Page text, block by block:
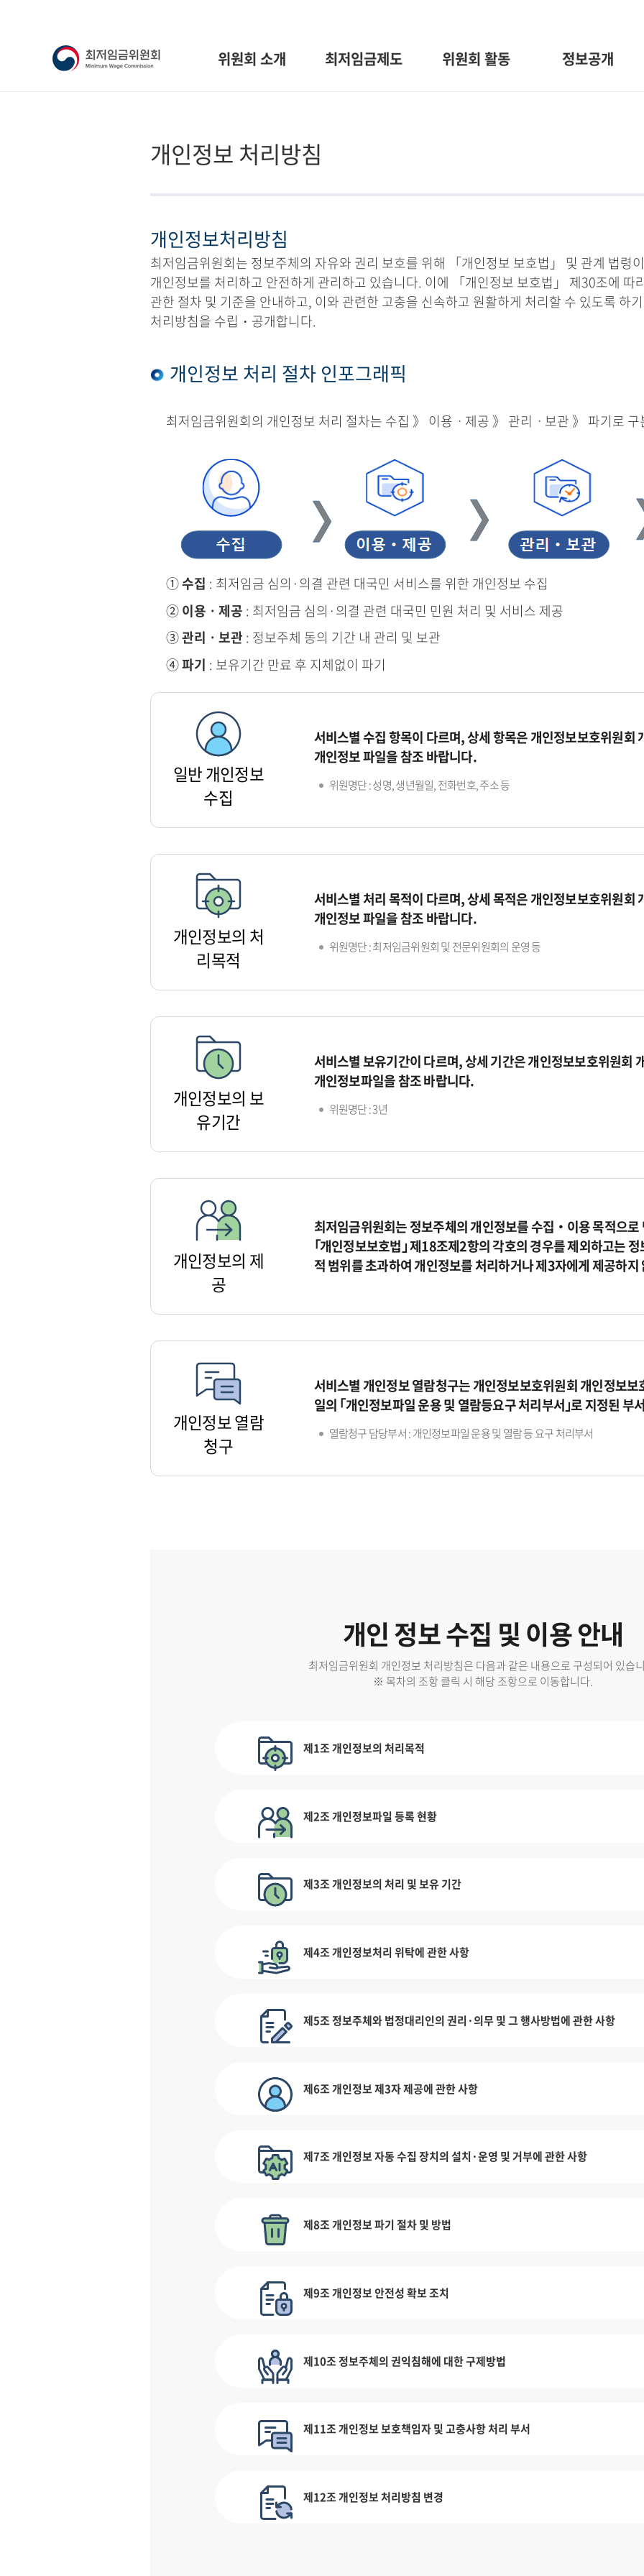
위원회 소개 최저임금제도 위원회 활동 정보공개
개인정보 처리방침
개인정보처리방침
최저임금위원회는 정보주체의 자유와 권리 보호를 위해 「개인정보 보호법」 및 관계 법령
개인정보를 처리하고 안전하게 관리하고 있습니다. 이에 「개인정보 보호법」 제30조에 따
관한 절차 및 기준을 안내하고, 이와 관련한 고충을 신속하고 원활하게 처리할 수 있도록 하
처리방침을 수립・공개합니다.
개인정보 처리 절차 인포그래픽
최저임금위원회의 개인정보 처리 절차는 수집 》 이용ㆍ제공 》 관리ㆍ보관 》 파기로
①수집 : 최저임금 심의·의결 관련 대국민 서비스를 위한 개인정보 수집
② 이용ㆍ제공 : 최저임금 심의·의결 관련 대국민 민원 처리 및 서비스 제공
③관리ㆍ보관 : 정보주체 동의 기간 내 관리 및 보관
④파기 : 보유기간 만료 후 지체없이 파기
일반 개인정보
수집
서비스별 수집 항목이 다르며, 상세 항목은 개인정보보호위원회
개인정보 파일을 참조 바랍니다.
위원명단 : 성명, 생년월일, 전화번호, 주소 등
개인정보의 처
리목적
서비스별 처리 목적이 다르며, 상세 목적은 개인정보보호위원회
개인정보 파일을 참조 바랍니다.
위원명단 : 최저임금위원회 및 전문위원회의 운영 등
개인정보의 보
유기간
서비스별 보유기간이 다르며, 상세 기간은 개인정보보호위원회
개인정보파일을 참조 바랍니다.
위원명단 : 3년
개인정보의 제
공
최저임금위원회는 정보주체의 개인정보를 수집‧이용 목적으로
｢개인정보보호법｣ 제18조제2항의 각호의 경우를 제외하고는
적 범위를 초과하여 개인정보를 처리하거나 제3자에게 제공하지
개인정보 열람
청구
서비스별 개인정보 열람청구는 개인정보보호위원회 개인정보
일의 ｢개인정보파일 운용 및 열람등요구 처리부서｣로 지정된 부
열람청구 담당부서 : 개인정보파일 운용 및 열람 등 요구 처리부서
개인 정보 수집 및 이용 안내
최저임금위원회 개인정보 처리방침은 다음과 같은 내용으로 구성되어 있습
※ 목차의 조항 클릭 시 해당 조항으로 이동합니다.
제1조 개인정보의 처리목적
제2조 개인정보파일 등록 현황
제3조 개인정보의 처리 및 보유 기간
제4조 개인정보처리 위탁에 관한 사항
제5조 정보주체와 법정대리인의 권리·의무 및 그 행사방법에 관한 사항
제6조 개인정보 제3자 제공에 관한 사항
제7조 개인정보 자동 수집 장치의 설치·운영 및 거부에 관한 사항
제8조 개인정보 파기 절차 및 방법
제9조 개인정보 안전성 확보 조치
제10조 정보주체의 권익침해에 대한 구제방법
제11조 개인정보 보호책임자 및 고충사항 처리 부서
제12조 개인정보 처리방침 변경